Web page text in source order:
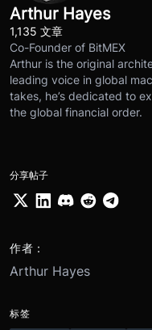
Arthur Hayes
1,135 文章
Co-Founder of BitMEX
Arthur is the original
leading voice in global
takes, he’s dedicated to
the global financial order.
分享帖子
作者：
Arthur Hayes
标签